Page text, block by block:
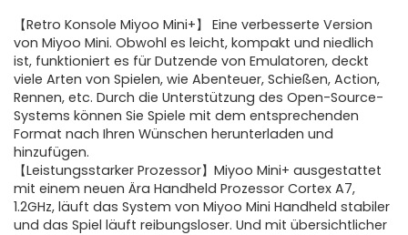
【Retro Konsole Miyoo Mini+】 Eine verbesserte Version
von Miyoo Mini. Obwohl es leicht, kompakt und niedlich
ist, funktioniert es für Dutzende von Emulatoren, deckt
viele Arten von Spielen, wie Abenteuer, Schießen, Action,
Rennen, etc. Durch die Unterstützung des Open-Source-
Systems können Sie Spiele mit dem entsprechenden
Format nach Ihren Wünschen herunterladen und
hinzufügen.
【Leistungsstarker Prozessor】Miyoo Mini+ ausgestattet
mit einem neuen Ära Handheld Prozessor Cortex A7,
1.2GHz, läuft das System von Miyoo Mini Handheld stabiler
und das Spiel läuft reibungsloser. Und mit übersichtlicher